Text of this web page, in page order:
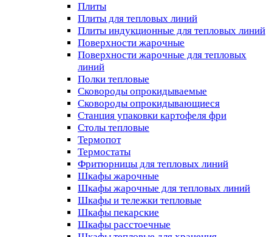
Плиты
Плиты для тепловых линий
Плиты индукционные для тепловых линий
Поверхности жарочные
Поверхности жарочные для тепловых
линий
Полки тепловые
Сковороды опрокидываемые
Сковороды опрокидывающиеся
Станция упаковки картофеля фри
Столы тепловые
Термопот
Термостаты
Фритюрницы для тепловых линий
Шкафы жарочные
Шкафы жарочные для тепловых линий
Шкафы и тележки тепловые
Шкафы пекарские
Шкафы расстоечные